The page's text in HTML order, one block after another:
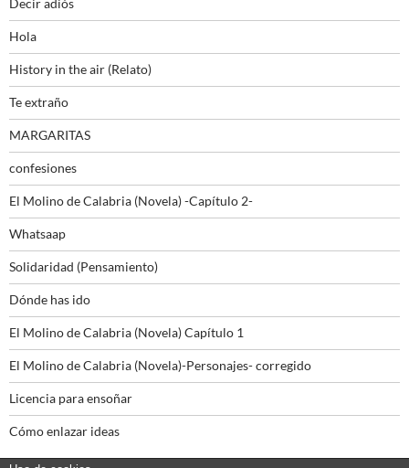
Decir adiós
Hola
History in the air (Relato)
Te extraño
MARGARITAS
confesiones
El Molino de Calabria (Novela) -Capítulo 2-
Whatsaap
Solidaridad (Pensamiento)
Dónde has ido
El Molino de Calabria (Novela) Capítulo 1
El Molino de Calabria (Novela)-Personajes- corregido
Licencia para ensoñar
Cómo enlazar ideas